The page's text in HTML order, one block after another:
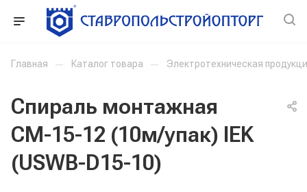
Главная — Каталог товара — Электротехническая
Спираль монтажная
СМ-15-12 (10м/упак) IEK
(USWB-D15-10)